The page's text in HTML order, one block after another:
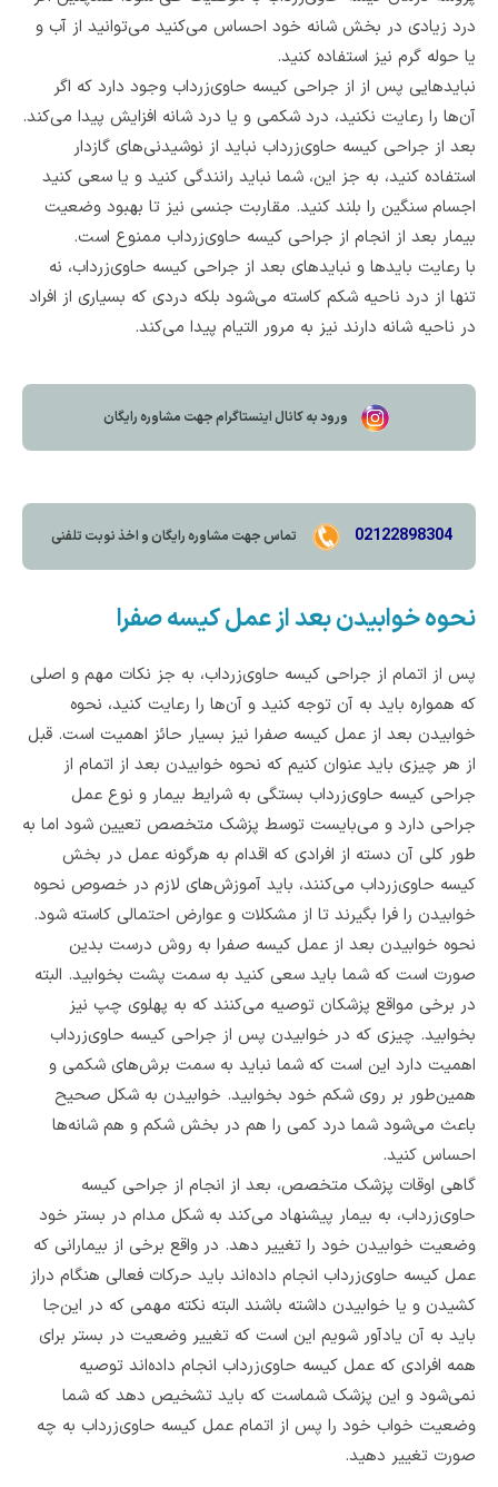
درد زیادی در بخش شانه خود احساس می‌کنید می‌توانید از آب و
یا حوله گرم نیز استفاده کنید.
نبایدهایی پس از از جراحی کیسه حاوی‌زرداب وجود دارد که اگر
آن‌ها را رعایت نکنید، درد شکمی و یا درد شانه افزایش پیدا می‌کند.
بعد از جراحی کیسه حاوی‌زرداب نباید از نوشیدنی‌های گازدار
استفاده کنید، به جز این، شما نباید رانندگی کنید و یا سعی کنید
اجسام سنگین را بلند کنید. مقاربت جنسی نیز تا بهبود وضعیت
بیمار بعد از انجام از جراحی کیسه حاوی‌زرداب ممنوع است.
با رعایت بایدها و نبایدهای بعد از جراحی کیسه حاوی‌زرداب، نه
تنها از درد ناحیه شکم کاسته می‌شود بلکه دردی که بسیاری از افراد
در ناحیه شانه دارند نیز به مرور التیام پیدا می‌کند.
ورود به کانال اینستاگرام جهت مشاوره رایگان
02122898304 تماس جهت مشاوره رايگان و اخذ نوبت تلفنی
نحوه خوابیدن بعد از عمل کیسه صفرا
پس از اتمام از جراحی کیسه حاوی‌زرداب، به جز نکات مهم و اصلی
که همواره باید به آن توجه کنید و آن‌ها را رعایت کنید، نحوه
خوابیدن بعد از عمل کیسه صفرا نیز بسیار حائز اهمیت است. قبل
از هر چیزی باید عنوان کنیم که نحوه خوابیدن بعد از اتمام از
جراحی کیسه حاوی‌زرداب بستگی به شرایط بیمار و نوع عمل
جراحی دارد و می‌بایست توسط پزشک متخصص تعیین شود اما به
طور کلی آن دسته از افرادی که اقدام به هرگونه عمل در بخش
کیسه حاوی‌زرداب می‌کنند، باید آموزش‌های لازم در خصوص نحوه
خوابیدن را فرا بگیرند تا از مشکلات و عوارض احتمالی کاسته شود.
نحوه خوابیدن بعد از عمل کیسه صفرا به روش درست بدین
صورت است که شما باید سعی کنید به سمت پشت بخوابید. البته
در برخی مواقع پزشکان توصیه می‌کنند که به پهلوی چپ نیز
بخوابید. چیزی که در خوابیدن پس از جراحی کیسه حاوی‌زرداب
اهمیت دارد این است که شما نباید به سمت برش‌های شکمی و
همین‌طور بر روی شکم خود بخوابید. خوابیدن به شکل صحیح
باعث می‌شود شما درد کمی را هم در بخش شکم و هم شانه‌ها
احساس کنید.
گاهی اوقات پزشک متخصص، بعد از انجام از جراحی کیسه
حاوی‌زرداب، به بیمار پيشنهاد می‌کند به شکل مدام در بستر خود
وضعیت خوابیدن خود را تغییر دهد. در واقع برخی از بیمارانی که
عمل کیسه حاوی‌زرداب انجام داده‌اند باید حرکات فعالی هنگام دراز
کشیدن و یا خوابیدن داشته باشند البته نکته مهمی که در این‌جا
باید به آن یادآور شویم این است که تغییر وضعیت در بستر برای
همه افرادی که عمل کیسه حاوی‌زرداب انجام داده‌اند توصیه
نمی‌شود و این پزشک شماست که باید تشخیص دهد که شما
وضعیت خواب خود را پس از اتمام عمل کیسه حاوی‌زرداب به چه
صورت تغییر دهید.